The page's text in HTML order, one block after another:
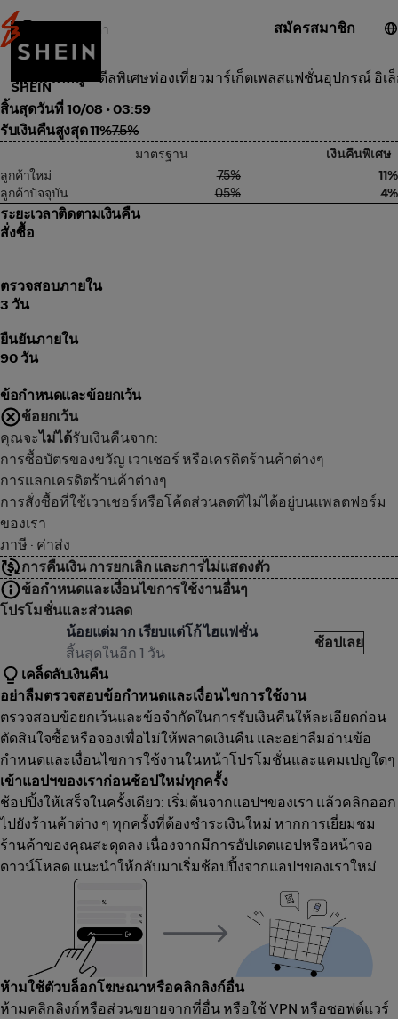
สมัครสมาชิก
ดีลพิเศษท่องเที่ยวมาร์เก็ตเพลสแฟชั่นอุปกรณ์ อิเ
แฟชั่น
SHEIN
สิ้นสุดวันที่ 10/08 • 03:59
รับเงินคืนสูงสุด 11%7.5%
มาตรฐาน
เงินคืนพิเศษ
ลูกค้าใหม่
7.5%
11%
ลูกค้าปัจจุบัน
0.5% 4%
ระยะเวลาติดตามเงินคืน
สั่งซื้อ
ตรวจสอบภายใน
3 วัน
ยืนยันภายใน
90 วัน
ข้อกำหนดและข้อยกเว้น
ข้อยกเว้น
คุณจะไม่ได้รับเงินคืนจาก:
การซื้อบัตรของขวัญ เวาเชอร์ หรือเครดิตร้านค้าต่างๆ
การแลกเครดิตร้านค้าต่างๆ
การสั่งซื้อที่ใช้เวาเชอร์หรือโค้ดส่วนลดที่ไม่ได้อยู่บนแพลตฟอร์ม
ของเรา
ภาษี · ค่าส่ง
การคืนเงิน การยกเลิก และการไม่แสดงตัว
ข้อกำหนดและเงื่อนไขการใช้งานอื่นๆ
โปรโมชั่นและส่วนลด
น้อยแต่มาก เรียบแต่โก้ ไฮแฟชั่น
สิ้นสุดในอีก 1 วัน
ช้อปเลย
เคล็ดลับเงินคืน
อย่าลืมตรวจสอบข้อกำหนดและเงื่อนไขการใช้งาน
ตรวจสอบข้อยกเว้นและข้อจำกัดในการรับเงินคืนให้ละเอียดก่อน
ตัดสินใจซื้อหรือจองเพื่อไม่ให้พลาดเงินคืน และอย่าลืมอ่านข้อ
กำหนดและเงื่อนไขการใช้งานในหน้าโปรโมชั่นและแคมเปญใดๆ
เข้าแอปฯของเราก่อนช้อปใหม่ทุกครั้ง
ช้อปปิ้งให้เสร็จในครั้งเดียว: เริ่มต้นจากแอปฯของเรา แล้วคลิกออก
ไปยังร้านค้าต่าง ๆ ทุกครั้งที่ต้องชำระเงินใหม่ หากการเยี่ยมชม
ร้านค้าของคุณสะดุดลง เนื่องจากมีการอัปเดตแอปหรือหน้าจอ
ดาวน์โหลด แนะนำให้กลับมาเริ่มช้อปปิ้งจากแอปฯของเราใหม่
ห้ามใช้ตัวบล็อกโฆษณาหรือคลิกลิงก์อื่น
ห้ามคลิกลิงก์หรือส่วนขยายจากที่อื่น หรือใช้ VPN หรือซอฟต์แวร์